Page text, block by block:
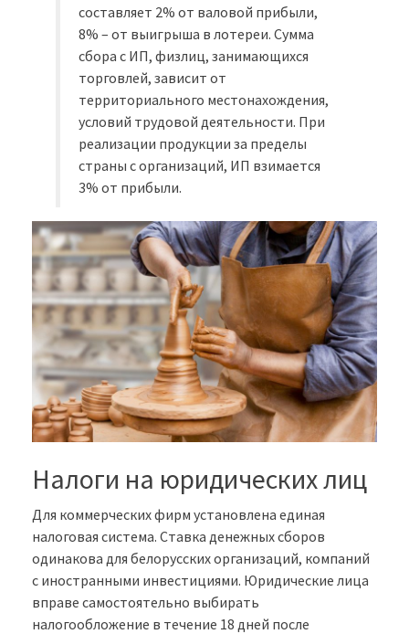
составляет 2% от валовой прибыли,
8% – от выигрыша в лотереи. Сумма
сбора с ИП, физлиц, занимающихся
торговлей, зависит от
территориального местонахождения,
условий трудовой деятельности. При
реализации продукции за пределы
страны с организаций, ИП взимается
3% от прибыли.
Налоги на юридических лиц
Для коммерческих фирм установлена единая
налоговая система. Ставка денежных сборов
одинакова для белорусских организаций, компаний
с иностранными инвестициями. Юридические лица
вправе самостоятельно выбирать
налогообложение в течение 18 дней после